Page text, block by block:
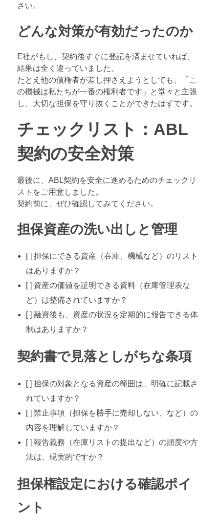
さい。
どんな対策が有効だったのか
E社がもし、契約後すぐに登記を済ませていれば、
結果は全く違っていました。
たとえ他の債権者が差し押さえようとしても、「こ
の機械は私たちが一番の権利者です」と堂々と主張
し、大切な担保を守り抜くことができたはずです。
チェックリスト：ABL
契約の安全対策
最後に、ABL契約を安全に進めるためのチェックリ
ストをご用意しました。
契約前に、ぜひ確認してみてください。
担保資産の洗い出しと管理
[ ] 担保にできる資産（在庫、機械など）のリスト
はありますか？
[ ] 資産の価値を証明できる資料（在庫管理表な
ど）は整備されていますか？
[ ] 融資後も、資産の状況を定期的に報告できる体
制はありますか？
契約書で見落としがちな条項
[ ] 担保の対象となる資産の範囲は、明確に記載さ
れていますか？
[ ] 禁止事項（担保を勝手に売却しない、など）の
内容を理解していますか？
[ ] 報告義務（在庫リストの提出など）の頻度や方
法は、現実的ですか？
担保権設定における確認ポイ
ント